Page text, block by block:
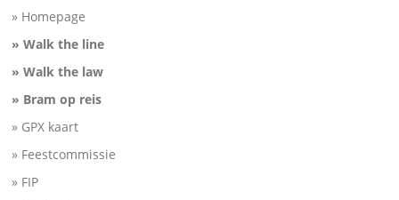
» Homepage
» Walk the line
» Walk the law
» Bram op reis
» GPX kaart
» Feestcommissie
» FIP